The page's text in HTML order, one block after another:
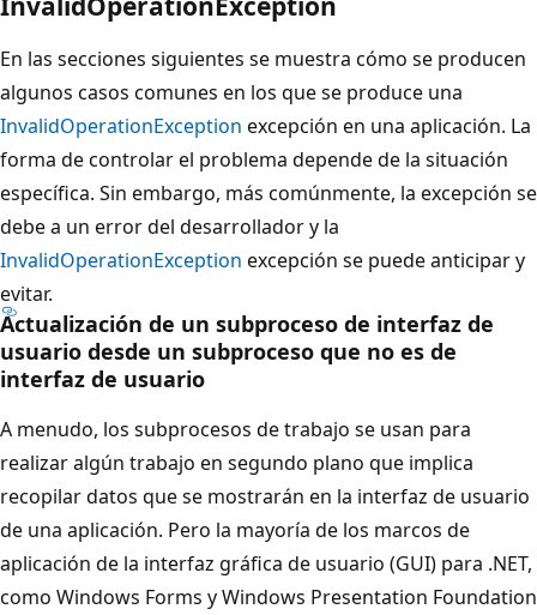
En las secciones siguientes se muestra cómo se producen
algunos casos comunes en los que se produce una
InvalidOperationException excepción en una aplicación. La
forma de controlar el problema depende de la situación
específica. Sin embargo, más comúnmente, la excepción se
debe a un error del desarrollador y la
InvalidOperationException excepción se puede anticipar y
evitar.
Actualización de un subproceso de interfaz de
usuario desde un subproceso que no es de
interfaz de usuario
A menudo, los subprocesos de trabajo se usan para
realizar algún trabajo en segundo plano que implica
recopilar datos que se mostrarán en la interfaz de usuario
de una aplicación. Pero la mayoría de los marcos de
aplicación de la interfaz gráfica de usuario (GUI) para .NET,
como Windows Forms y Windows Presentation Foundation